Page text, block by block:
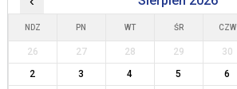
NDZ PN WT ŚR CZW
26 27 28 29 30
2
3 4 5 6